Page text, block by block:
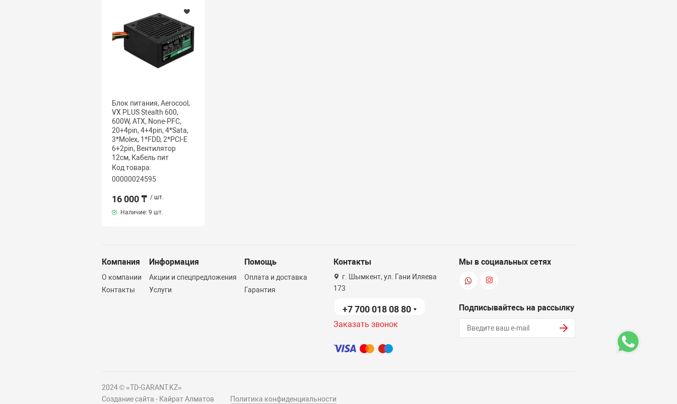
Блок питания, Aerocool,
VX PLUS Stealth 600,
600W, ATX, None-PFC,
20+4pin, 4+4pin, 4*Sata,
3*Molex, 1*FDD, 2*PCI-E
6+2pin, Вентилятор
12см, Кабель пит
Код товара:
00000024595
16 000 ₸ / шт.
Наличие: 9 шт.
Компания
О компании
Контакты
Информация
Акции и спецпредложения
Услуги
Помощь
Оплата и доставка
Гарантия
Контакты
г. Шымкент, ул. Гани Иляева
173
+7 700 018 08 80
Заказать звонок
Мы в социальных сетях
Подписывайтесь на рассылку
2024 © «TD-GARANT.KZ»
Создание сайта - Кайрат Алматов
Политика конфиденциальности